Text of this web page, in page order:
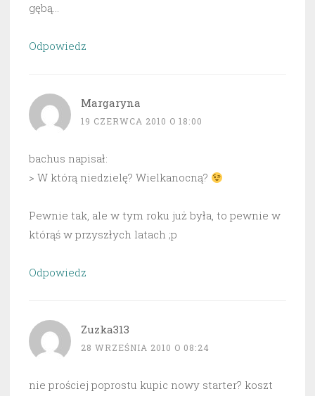
gębą…
Odpowiedz
Margaryna
19 CZERWCA 2010 O 18:00
bachus napisał:
> W którą niedzielę? Wielkanocną?
Pewnie tak, ale w tym roku już była, to pewnie w
którąś w przyszłych latach ;p
Odpowiedz
Zuzka313
28 WRZEŚNIA 2010 O 08:24
nie prościej poprostu kupic nowy starter? koszt